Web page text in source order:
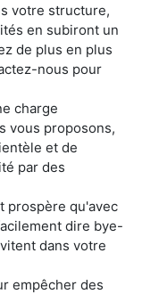
votre structure,
en subiront un
de plus en plus
nous pour
charge
vous proposons,
et de
par des
prospère qu'avec
dire bye-
dans votre
empêcher des